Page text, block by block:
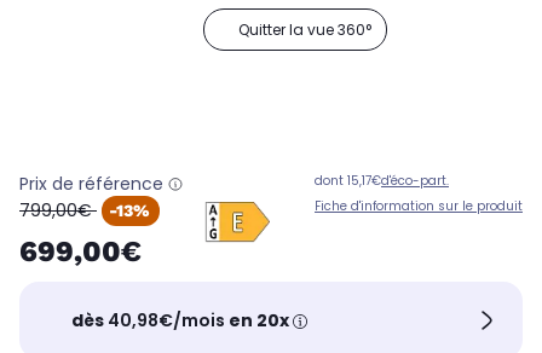
Quitter la vue 360°
Prix de référence
oldPrice
799,00€ -13%
699,00€
dont 15,17€d'éco-part.
Fiche d'information sur le produit
dès 40,98€/mois en 20x